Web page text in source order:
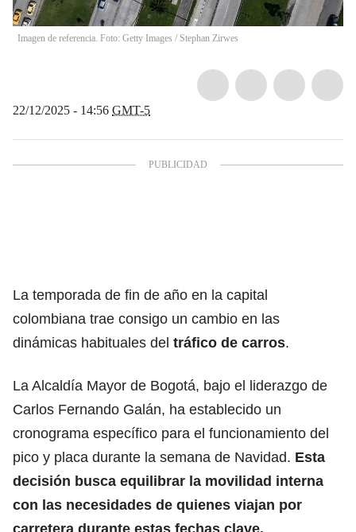
Imagen de referencia. Foto: Getty Images / Stephan Zirwes
22/12/2025 - 14:56 GMT-5
La temporada de fin de año en la capital
colombiana trae consigo un cambio en las
dinámicas habituales del tráfico de carros.
La Alcaldía Mayor de Bogotá, bajo el liderazgo de
Carlos Fernando Galán, ha establecido un
cronograma específico para el funcionamiento del
pico y placa durante la semana de Navidad. Esta
decisión busca equilibrar la movilidad interna
con las necesidades de quienes viajan por
carretera durante estas fechas clave.